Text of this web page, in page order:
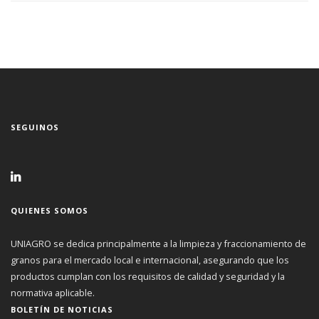
SEGUINOS
QUIENES SOMOS
UNIAGRO se dedica principalmente a la limpieza y fraccionamiento de
granos para el mercado local e internacional, asegurando que los
productos cumplan con los requisitos de calidad y seguridad y la
normativa aplicable.
BOLETÍN DE NOTICIAS